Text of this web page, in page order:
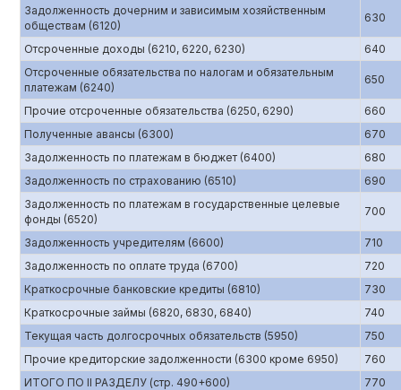
Задолженность дочерним и зависимым хозяйственным
обществам (6120)
630
Отсроченные доходы (6210, 6220, 6230)
640
Отсроченные обязательства по налогам и обязательным
платежам (6240)
650
Прочие отсроченные обязательства (6250, 6290)
660
Полученные авансы (6300)
670
Задолженность по платежам в бюджет (6400)
680
Задолженность по страхованию (6510)
690
Задолженность по платежам в государственные целевые
фонды (6520)
700
Задолженность учредителям (6600)
710
Задолженность по оплате труда (6700)
720
Краткосрочные банковские кредиты (6810)
730
Краткосрочные займы (6820, 6830, 6840)
740
Текущая часть долгосрочных обязательств (5950)
750
Прочие кредиторские задолженности (6300 кроме 6950)
760
ИТОГО ПО II РАЗДЕЛУ (стр. 490+600)
770